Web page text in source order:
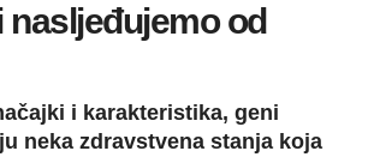
nasljeđujemo od
i karakteristika, geni
neka zdravstvena stanja koja